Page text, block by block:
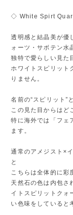
◇ White Spirt
透明感と結晶美が優
ォーツ・サボテン水
独特で愛らしい見た
ホワイトスピリット
りません。
名前の“スピリット”
この見た目からはど
特に海外では「フェ
ます。
通常のアメジスト×
と
こちらは全体的に彩
天然石の色は内包さ
イトスピリットクォ
い色味をしていると